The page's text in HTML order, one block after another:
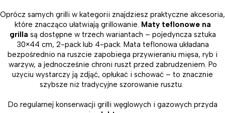
Oprócz samych grilli w kategorii znajdziesz praktyczne akcesoria,
które znacząco ułatwiają grillowanie. Maty teflonowe na
grilla są dostępne w trzech wariantach – pojedyncza sztuka
30×44 cm, 2-pack lub 4-pack. Mata teflonowa układana
bezpośrednio na ruszcie zapobiega przywieraniu mięsa, ryb i
warzyw, a jednocześnie chroni ruszt przed zabrudzeniem. Po
użyciu wystarczy ją zdjąć, opłukać i schować – to znacznie
szybsze niż tradycyjne szorowanie rusztu.
Do regularnej konserwacji grilli węglowych i gazowych przyda